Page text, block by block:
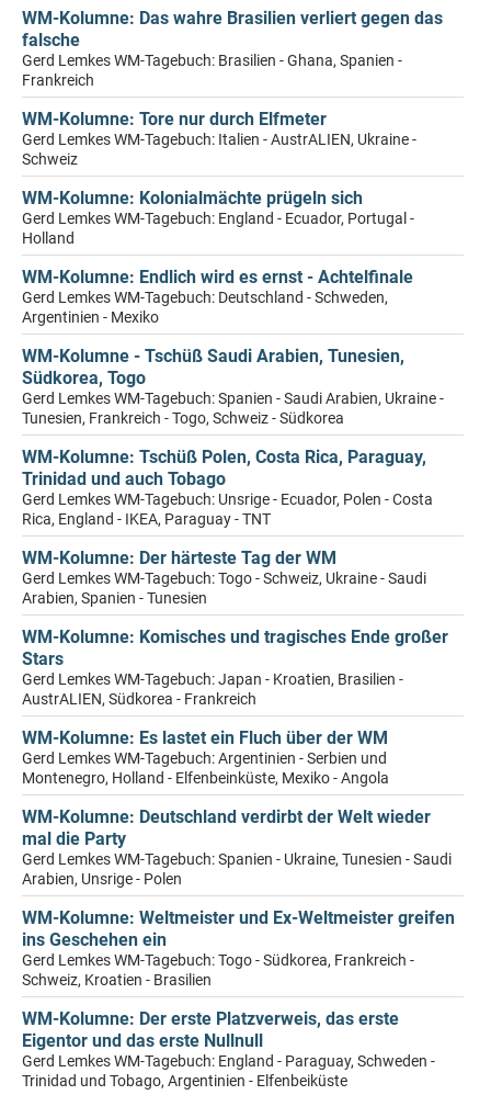
WM-Kolumne: Das wahre Brasilien verliert gegen das
falsche
Gerd Lemkes WM-Tagebuch: Brasilien - Ghana, Spanien -
Frankreich
WM-Kolumne: Tore nur durch Elfmeter
Gerd Lemkes WM-Tagebuch: Italien - AustrALIEN, Ukraine -
Schweiz
WM-Kolumne: Kolonialmächte prügeln sich
Gerd Lemkes WM-Tagebuch: England - Ecuador, Portugal -
Holland
WM-Kolumne: Endlich wird es ernst - Achtelfinale
Gerd Lemkes WM-Tagebuch: Deutschland - Schweden,
Argentinien - Mexiko
WM-Kolumne - Tschüß Saudi Arabien, Tunesien,
Südkorea, Togo
Gerd Lemkes WM-Tagebuch: Spanien - Saudi Arabien, Ukraine -
Tunesien, Frankreich - Togo, Schweiz - Südkorea
WM-Kolumne: Tschüß Polen, Costa Rica, Paraguay,
Trinidad und auch Tobago
Gerd Lemkes WM-Tagebuch: Unsrige - Ecuador, Polen - Costa
Rica, England - IKEA, Paraguay - TNT
WM-Kolumne: Der härteste Tag der WM
Gerd Lemkes WM-Tagebuch: Togo - Schweiz, Ukraine - Saudi
Arabien, Spanien - Tunesien
WM-Kolumne: Komisches und tragisches Ende großer
Stars
Gerd Lemkes WM-Tagebuch: Japan - Kroatien, Brasilien -
AustrALIEN, Südkorea - Frankreich
WM-Kolumne: Es lastet ein Fluch über der WM
Gerd Lemkes WM-Tagebuch: Argentinien - Serbien und
Montenegro, Holland - Elfenbeinküste, Mexiko - Angola
WM-Kolumne: Deutschland verdirbt der Welt wieder
mal die Party
Gerd Lemkes WM-Tagebuch: Spanien - Ukraine, Tunesien - Saudi
Arabien, Unsrige - Polen
WM-Kolumne: Weltmeister und Ex-Weltmeister greifen
ins Geschehen ein
Gerd Lemkes WM-Tagebuch: Togo - Südkorea, Frankreich -
Schweiz, Kroatien - Brasilien
WM-Kolumne: Der erste Platzverweis, das erste
Eigentor und das erste Nullnull
Gerd Lemkes WM-Tagebuch: England - Paraguay, Schweden -
Trinidad und Tobago, Argentinien - Elfenbeiküste